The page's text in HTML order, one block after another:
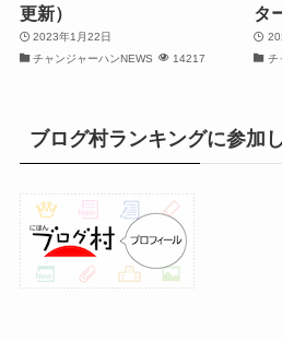
(31)
更新）
2023年1月22日
チャンジャーハンNEWS
14217
タ
チ
ブログ村ランキングに参加